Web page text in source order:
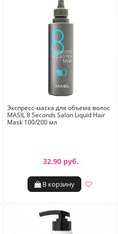
Экспресс-маска для объема волос
MASIL 8 Seconds Salon Liquid Hair
Mask 100/200 мл
32.90 руб.
В корзину